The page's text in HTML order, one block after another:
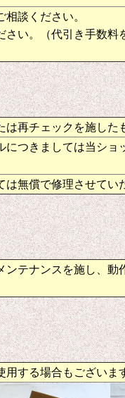
談ください。
い。（代引き手数料
は再チェックを施し
につきましては当ショ
は無償で修理させてい
ンテナンスを施し、動
する場合もございま